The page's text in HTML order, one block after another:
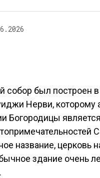
собор был построен
Нерви, которому
Богородицы
название, церковь
здание очень